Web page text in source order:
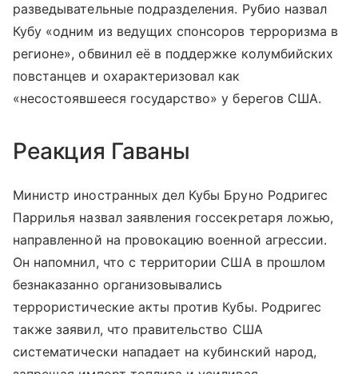
разведывательные подразделения. Рубио назвал
Кубу «одним из ведущих спонсоров терроризма в
регионе», обвинил её в поддержке колумбийских
повстанцев и охарактеризовал как
«несостоявшееся государство» у берегов США.
Реакция Гаваны
Министр иностранных дел Кубы Бруно Родригес
Паррилья назвал заявления госсекретаря ложью,
направленной на провокацию военной агрессии.
Он напомнил, что с территории США в прошлом
безнаказанно организовывались
террористические акты против Кубы. Родригес
также заявил, что правительство США
систематически нападает на кубинский народ,